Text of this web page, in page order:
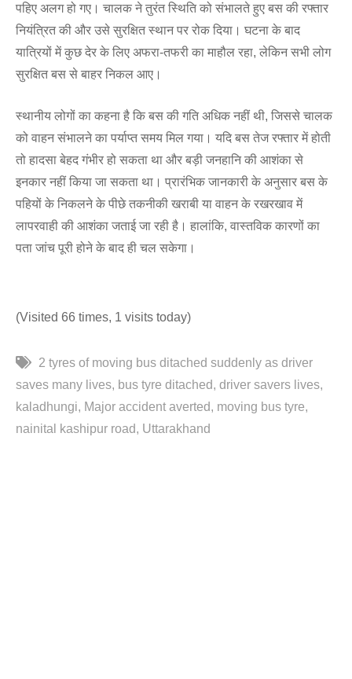
पहिए अलग हो गए। चालक ने तुरंत स्थिति को संभालते हुए बस की रफ्तार
नियंत्रित की और उसे सुरक्षित स्थान पर रोक दिया। घटना के बाद
यात्रियों में कुछ देर के लिए अफरा-तफरी का माहौल रहा, लेकिन सभी लोग
सुरक्षित बस से बाहर निकल आए।
स्थानीय लोगों का कहना है कि बस की गति अधिक नहीं थी, जिससे चालक
को वाहन संभालने का पर्याप्त समय मिल गया। यदि बस तेज रफ्तार में होती
तो हादसा बेहद गंभीर हो सकता था और बड़ी जनहानि की आशंका से
इनकार नहीं किया जा सकता था। प्रारंभिक जानकारी के अनुसार बस के
पहियों के निकलने के पीछे तकनीकी खराबी या वाहन के रखरखाव में
लापरवाही की आशंका जताई जा रही है। हालांकि, वास्तविक कारणों का
पता जांच पूरी होने के बाद ही चल सकेगा।
(Visited 66 times, 1 visits today)
2 tyres of moving bus ditached suddenly as driver
saves many lives bus tyre ditached driver savers lives
kaladhungi
Major accident averted
moving bus tyre
nainital kashipur road
Uttarakhand